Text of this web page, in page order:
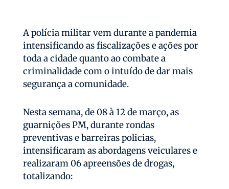
A polícia militar vem durante a pandemia
intensificando as fiscalizações e ações por
toda a cidade quanto ao combate a
criminalidade com o intuído de dar mais
segurança a comunidade.
Nesta semana, de 08 à 12 de março, as
guarnições PM, durante rondas
preventivas e barreiras policias,
intensificaram as abordagens veiculares e
realizaram 06 apreensões de drogas,
totalizando: